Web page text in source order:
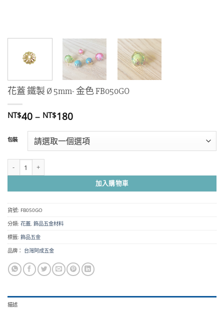
花蓋 鐵製 Ø 5mm- 金色 FB050GO
NT$40– NT$180價
範
圍：
NT$40
NT$180
包裝
加入購物車
貨號: FB050GO
分類: 花蓋, 飾品五金材料
標籤: 飾品五金
品牌： 台灣阿成五金
描述